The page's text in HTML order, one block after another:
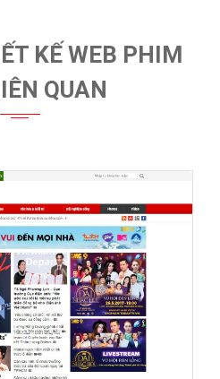
KẾ WEB PHIM
QUAN